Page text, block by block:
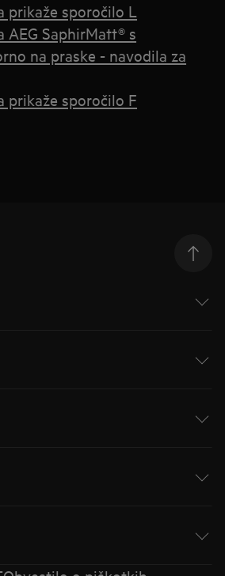
prikaže sporočilo L
AEG SaphirMatt® s
na praske - navodila za
prikaže sporočilo F